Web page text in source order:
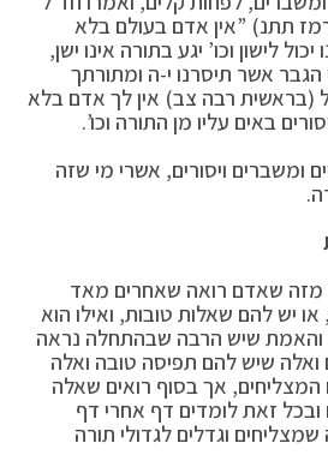
תתנ) ”אין אדם בעולם בלא
לישון וכו’ יגע בתורה אינו ישן,
הגבר אשר תיסרנו י-ה ומתורתך
(בראשית רבה צב) אין לך אדם בלא
באים עליו מן התורה וכו’.
ומשברים ויסורים, אשרי מי שזה
מזה שאדם רואה שאחרים מאד
או יש להם שאלות טובות, ואילו הוא
והאמת שיש הרבה שבהתחלה נראה
ואלה שיש להם תפיסה טובה ואלה
המצליחים, אך בסוף רואים שאלה
זאת לומדים דף אחרי דף
וגדלים לגדולי תורה